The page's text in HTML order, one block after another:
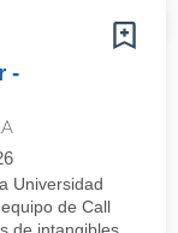
-
Universidad
de Call